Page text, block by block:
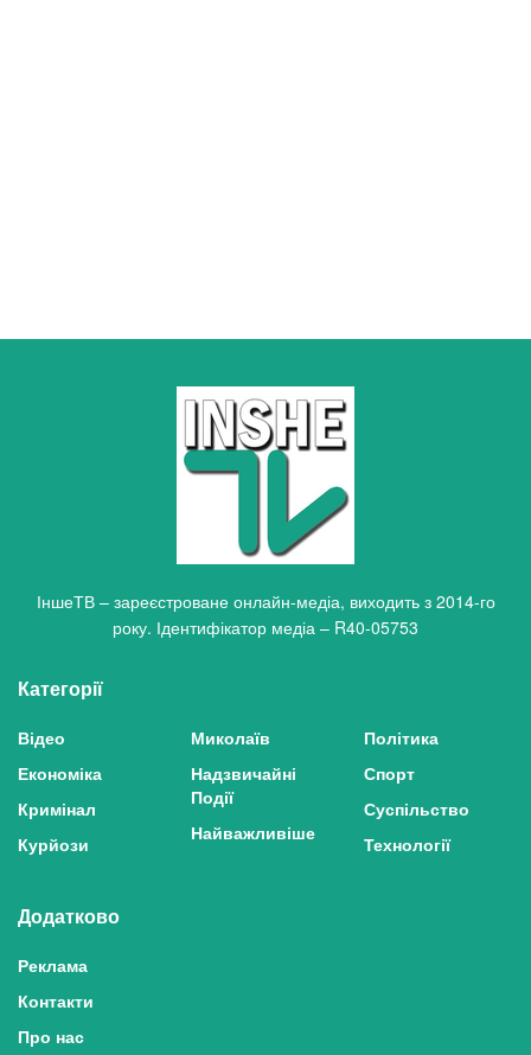
ІншеТВ – зареєстроване онлайн-медіа, виходить з 2014-го
року. Ідентифікатор медіа – R40-05753
Категорії
Відео
Економіка
Кримінал
Курйози
Миколаїв
Надзвичайні
Події
Найважливіше
Політика
Спорт
Суспільство
Технології
Додатково
Реклама
Контакти
Про нас